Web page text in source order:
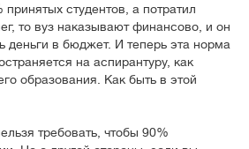
студентов, а потратил
то вуз наказывают финансово, и он
деньги в бюджет. И теперь эта норма
на аспирантуру, как
образования. Как быть в этой
требовать, чтобы 90%